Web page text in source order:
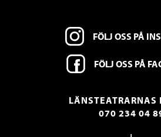
FÖLJ OSS PÅ
FÖLJ OSS PÅ
LÄNSTEATRARNAS
070 234 04